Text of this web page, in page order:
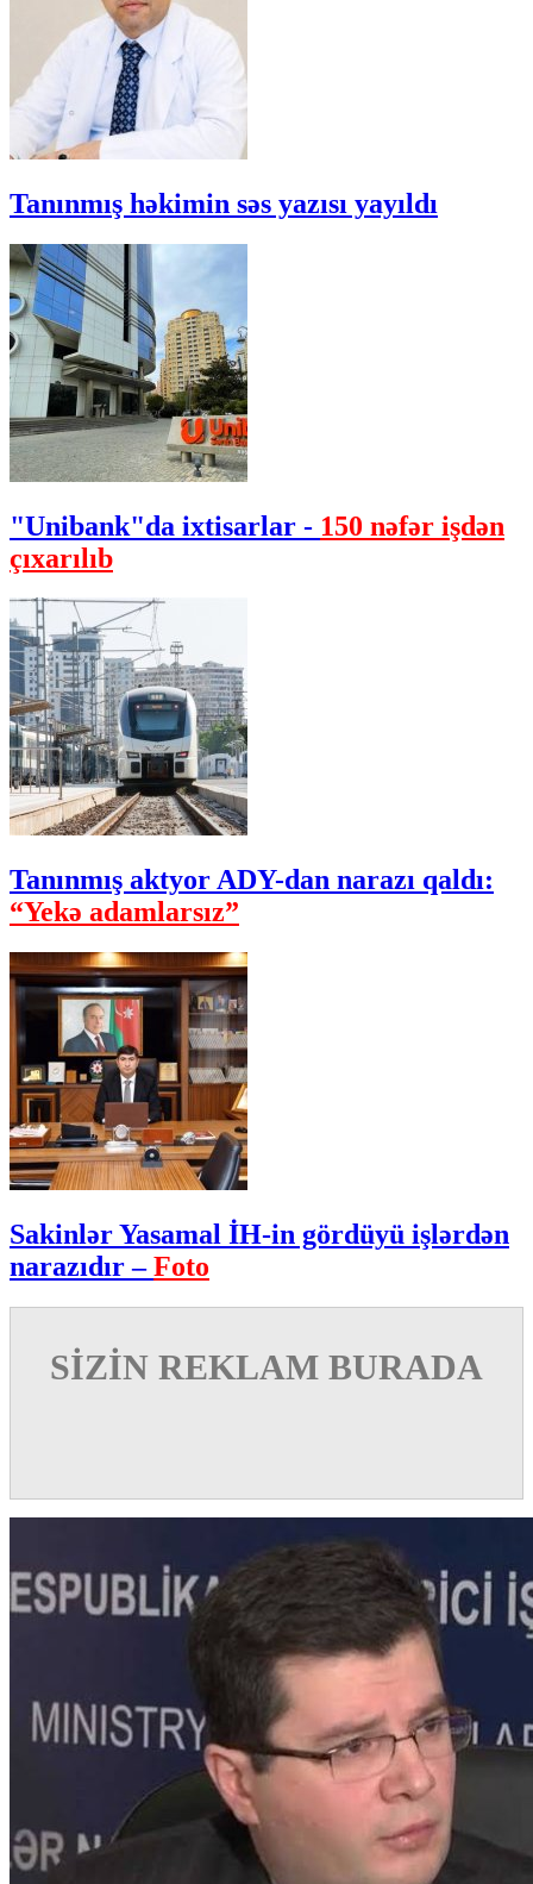
Tanınmış həkimin səs yazısı yayıldı
"Unibank"da ixtisarlar - 150 nəfər işdən
çıxarılıb
Tanınmış aktyor ADY-dan narazı qaldı:
“Yekə adamlarsız”
Sakinlər Yasamal İH-in gördüyü işlərdən
narazıdır –Foto
SİZİN REKLAM BURADA